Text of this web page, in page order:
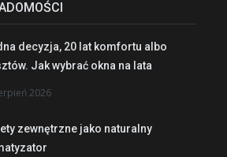
decyzja, 20 lat komfortu albo
Jak wybrać okna na lata
2026
zewnętrzne jako naturalny